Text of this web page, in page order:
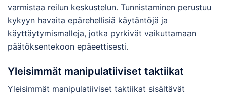
varmistaa reilun keskustelun. Tunnistaminen perustuu
kykyyn havaita epärehellisiä käytäntöjä ja
käyttäytymismalleja, jotka pyrkivät vaikuttamaan
päätöksentekoon epäeettisesti.
Yleisimmät manipulatiiviset taktiikat
Yleisimmät manipulatiiviset taktiikat sisältävät